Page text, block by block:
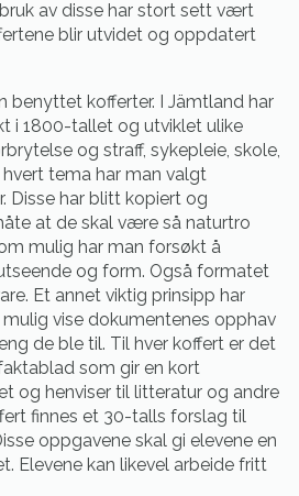
av disse har stort sett vært
blir utvidet og oppdatert
benyttet kofferter. I Jämtland har
i 1800-tallet og utviklet ulike
og straff, sykepleie, skole,
tema har man valgt
Disse har blitt kopiert og
at de skal være så naturtro
mulig har man forsøkt å
og form. Også formatet
Et annet viktig prinsipp har
vise dokumentenes opphav
de ble til. Til hver koffert er det
som gir en kort
og henviser til litteratur og andre
finnes et 30-talls forslag til
oppgavene skal gi elevene en
Elevene kan likevel arbeide fritt